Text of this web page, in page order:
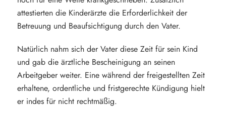
attestierten die Kinderärzte die Erforderlichkeit der
Betreuung und Beaufsichtigung durch den Vater.
Natürlich nahm sich der Vater diese Zeit für sein Kind
und gab die ärztliche Bescheinigung an seinen
Arbeitgeber weiter. Eine während der freigestellten Zeit
erhaltene, ordentliche und fristgerechte Kündigung hielt
er indes für nicht rechtmäßig.